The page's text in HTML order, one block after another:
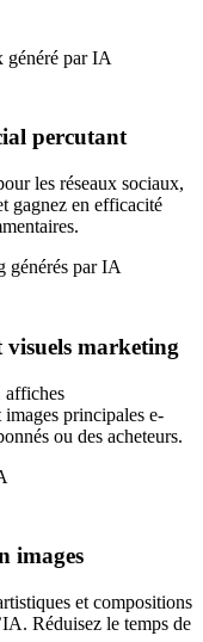
percutant
les réseaux sociaux,
gagnez en efficacité
visuels marketing
affiches
principales e-
ou des acheteurs.
images
et compositions
Réduisez le temps de